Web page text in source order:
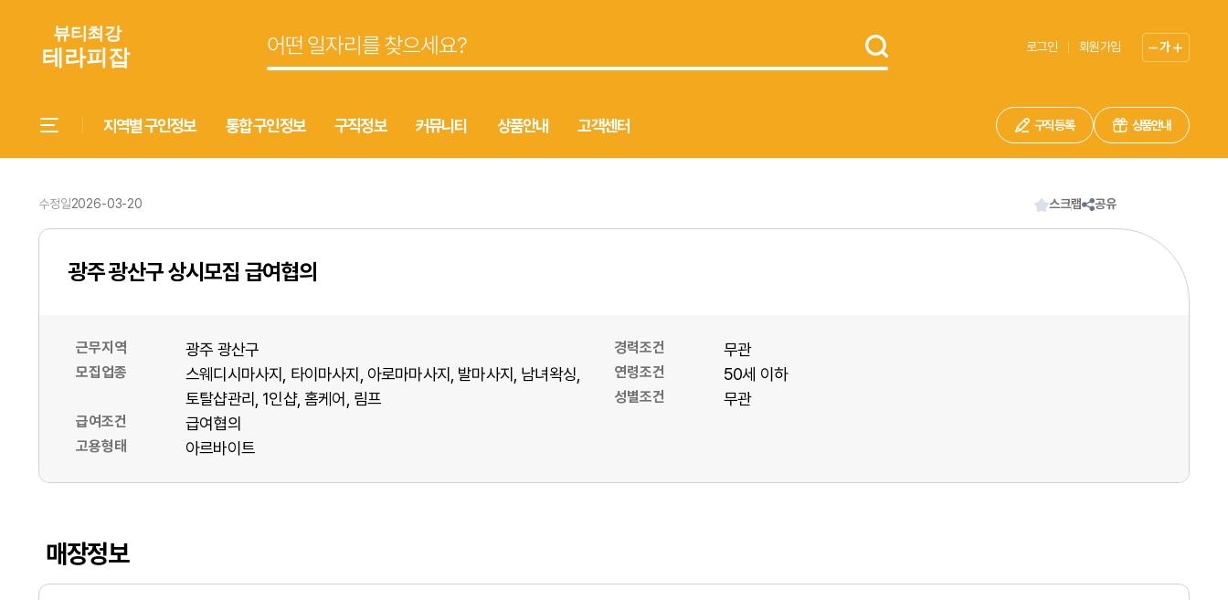
로그인 회원가입 가
지역별 구인정보 통합 구인정보 구직정보 커뮤니티 상품안내 고객센터 구직 등록 상품안내
수정일2026-03-20 스크랩 공유
광주 광산구 상시모집 급여협의
근무지역 광주 광산구
모집업종 스웨디시마사지 타이마사지 아로마마사지 발마사지
남녀왁싱
토탈샵관리
1인샵 홈케어 림프
급여조건 급여협의
고용형태 아르바이트
경력조건 무관
연령조건 50세 이하
성별조건 무관
매장정보